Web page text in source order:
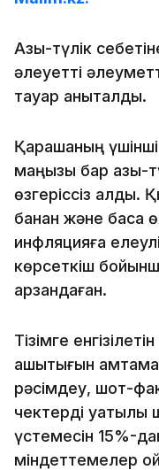
Азық-түлік
әлеуетті
тауар анықталды.
Қарашаның
маңызы бар азық-
өзгеріссіз қалды.
банан және басқа
инфляцияға
көрсеткіш
арзандаған.
Тізімге
ашықтығын
рәсімдеу, шот-
чектерді
үстемесін 15%-
міндеттемелер